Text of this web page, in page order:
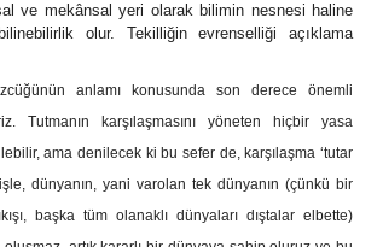
ve mekânsal yeri olarak bilimin nesnesi haline
olur. Tekilliğin evrenselliği açıklama
anlamı konusunda son derece önemli
Tutmanın karşılaşmasını yöneten hiçbir yasa
ama denilecek ki bu sefer de, karşılaşma ‘tutar
dünyanın, yani varolan tek dünyanın (çünkü bir
başka tüm olanaklı dünyaları dıştalar elbette)